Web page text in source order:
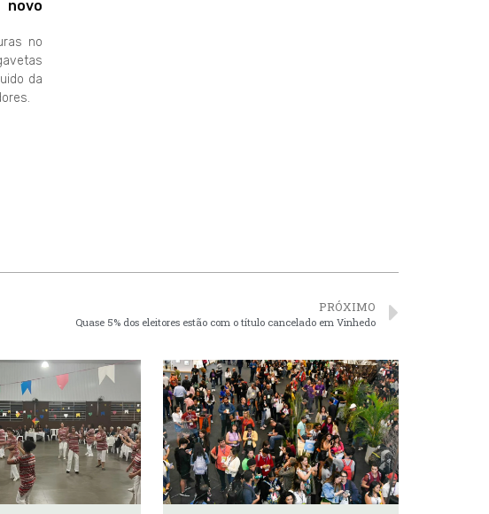
no
da
PRÓXIMO
Quase 5% dos eleitores estão com o título cancelado em Vinhedo